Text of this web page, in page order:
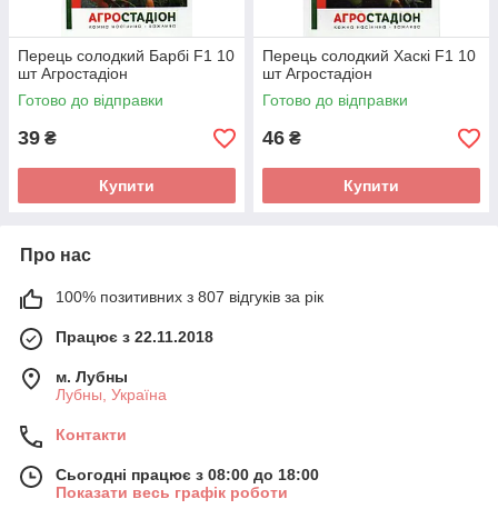
Перець солодкий Барбі F1 10
шт Агростадіон
Готово до відправки
39 ₴
Купити
Перець солодкий Хаскі F1 10
шт Агростадіон
Готово до відправки
46 ₴
Купити
Про нас
100% позитивних з 807 відгуків за рік
Працює з 22.11.2018
м. Лубны
Лубны, Україна
Контакти
Сьогодні працює з 08:00 до 18:00
Показати весь графік роботи